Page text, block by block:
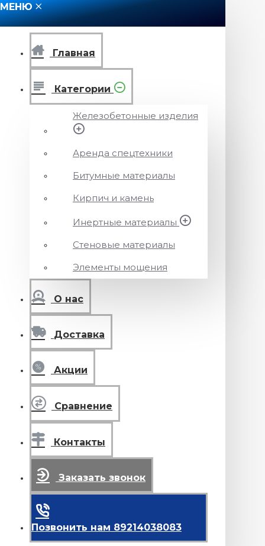
МЕНЮ
Главная
Категории
Железобетонные изделия
Аренда спецтехники
Битумные материалы
Кирпич и камень
Инертные материалы
Стеновые материалы
Элементы мощения
О нас
Доставка
Акции
Сравнение
Контакты
Заказать звонок
Позвонить нам 89214038083